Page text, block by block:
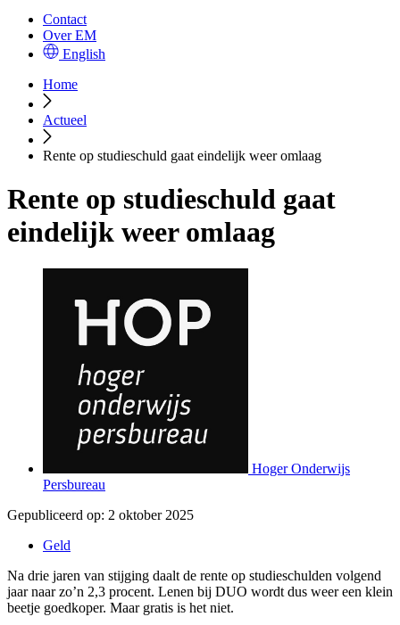
Contact
Over EM
English
Home
Actueel
Rente op studieschuld gaat eindelijk weer omlaag
Rente op studieschuld gaat
eindelijk weer omlaag
Hoger Onderwijs
Persbureau
Gepubliceerd op: 2 oktober 2025
Geld
Na drie jaren van stijging daalt de rente op studieschulden volgend
jaar naar zo’n 2,3 procent. Lenen bij DUO wordt dus weer een klein
beetje goedkoper. Maar gratis is het niet.